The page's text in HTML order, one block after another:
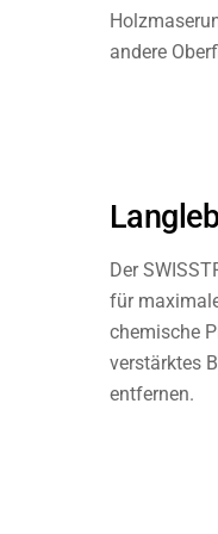
andere
Der
für
chemische
verstärktes
entfernen.